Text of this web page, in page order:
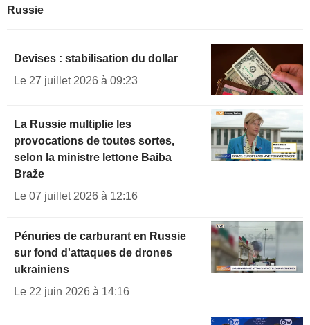
Russie
Devises : stabilisation du dollar
Le 27 juillet 2026 à 09:23
La Russie multiplie les
provocations de toutes sortes,
selon la ministre lettone Baiba
Braže
Le 07 juillet 2026 à 12:16
Pénuries de carburant en Russie
sur fond d'attaques de drones
ukrainiens
Le 22 juin 2026 à 14:16